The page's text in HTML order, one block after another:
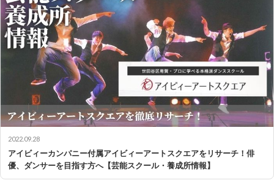
2022.09.28
アイビィーカンパニー付属アイビィーアートスクエアをリサーチ！俳
優、ダンサーを目指す方へ【芸能スクール・養成所情報】